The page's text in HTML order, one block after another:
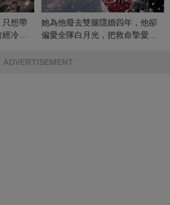
只想帶
冷漠
她為他廢去雙腿隱婚四年，他卻
偏愛全隊白月光，把救命摯愛當
ADVERTISEMENT